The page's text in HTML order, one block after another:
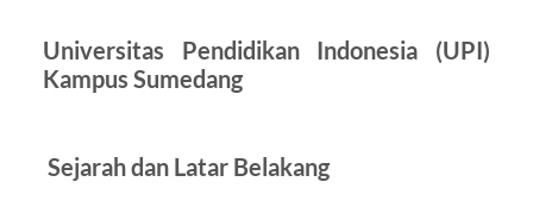
Universitas Pendidikan Indonesia (UPI)
Kampus Sumedang
Sejarah dan Latar Belakang